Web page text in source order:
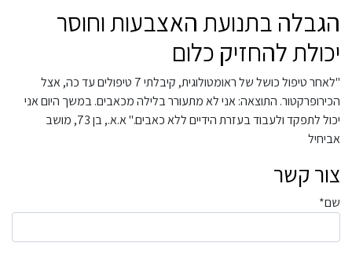
הגבלה בתנועת האצבעות וחוסר
יכולת להחזיק כלום
"לאחר טיפול כושל של ראומטולוגית, קיבלתי 7 טיפולים עד כה, אצל
הכירופרקטור. התוצאה: אני לא מתעורר בלילה מכאבים. במשך היום אני
יכול לתפקד ולעבוד בעזרת הידיים ללא כאבים." א.א., בן 73, מושב
אביחיל
צור קשר
שם*